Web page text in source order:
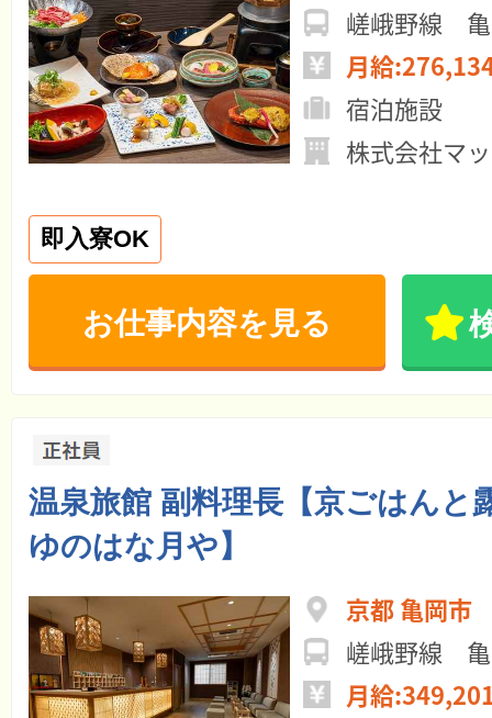
嵯峨野線 亀
月給
宿泊施設
株式会社マ
即入寮OK
お仕事内容を見る
温泉旅館 副料理長【京ごはんと
ゆのはな月や】
京都 亀岡市
嵯峨野線 亀
月給